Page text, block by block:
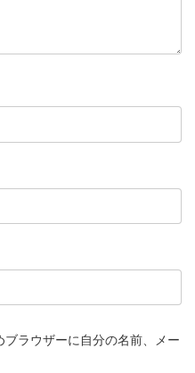
ラウザーに自分の名前、メー